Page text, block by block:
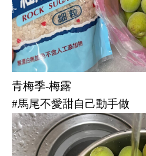
青梅季-梅露
#馬尾不愛甜自己動手做